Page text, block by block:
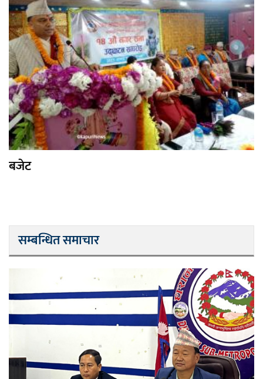
बजेट
सम्बन्धित समाचार